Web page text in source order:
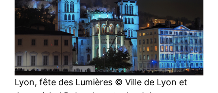
Lyon, fête des Lumières © Ville de Lyon et